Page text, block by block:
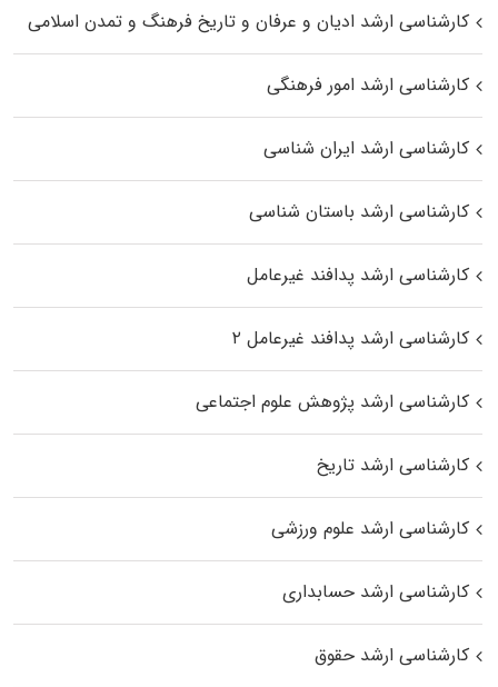
کارشناسی ارشد ادیان و عرفان و تاریخ فرهنگ و تمدن اسلامی
کارشناسی ارشد امور فرهنگی
کارشناسی ارشد ایران شناسی
کارشناسی ارشد باستان شناسی
کارشناسی ارشد پدافند غیرعامل
کارشناسی ارشد پدافند غیرعامل ۲
کارشناسی ارشد پژوهش علوم اجتماعی
کارشناسی ارشد تاریخ
کارشناسی ارشد علوم ورزشی
کارشناسی ارشد حسابداری
کارشناسی ارشد حقوق